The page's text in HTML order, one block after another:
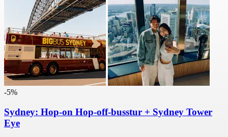
-5%
Sydney: Hop-on Hop-off-busstur + Sydney Tower
Eye